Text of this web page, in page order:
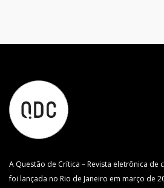
A Questão de Crítica – Revista eletrônica de
foi lançada no Rio de Janeiro em março de